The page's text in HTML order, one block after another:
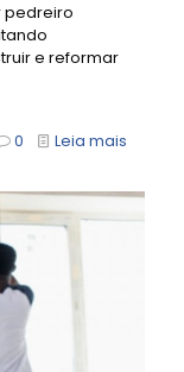
pedreiro
e reformar
0 Leia mais